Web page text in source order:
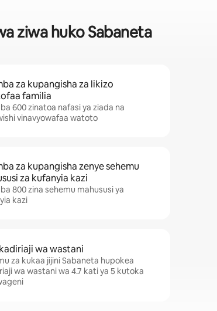
ziwa huko Sabaneta
za kupangisha za likizo
familia
600 zinatoa nafasi ya ziada na
vinavyowafaa watoto
za kupangisha zenye sehemu
za kufanyia kazi
800 zina sehemu mahususi ya
kazi
wa wastani
za kukaa jijini Sabaneta hupokea
wa wastani wa 4.7 kati ya 5 kutoka